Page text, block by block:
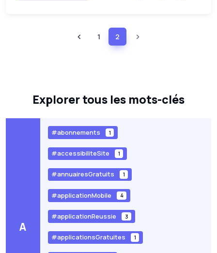
1 2
Explorer tous les mots-clés
A
#abonnements 1
#accessibiliteSite 1
#annuairesGratuits 1
#applicationMobile 4
#applicationReussie 3
#applicationsGratuites 1